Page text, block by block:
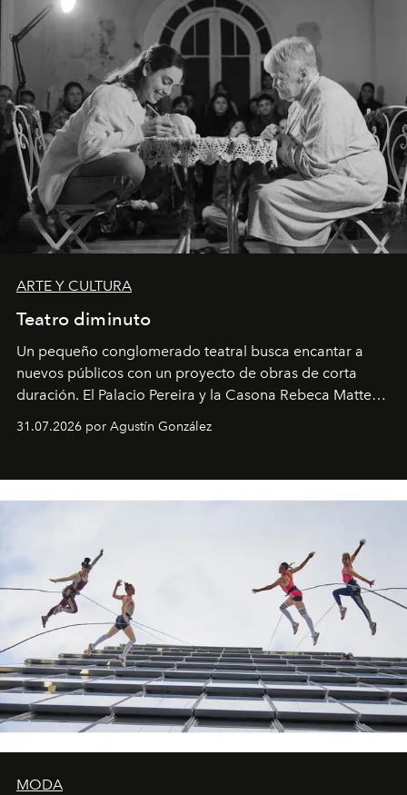
ARTE Y CULTURA
Teatro diminuto
Un pequeño conglomerado teatral busca encantar a
nuevos públicos con un proyecto de obras de corta
duración. El Palacio Pereira y la Casona Rebeca Matte
son algunos de los lugares que han albergado estas
miniobras. Sus puestas en escena son limpias; ponen el
31.07.2026 por Agustín González
MODA